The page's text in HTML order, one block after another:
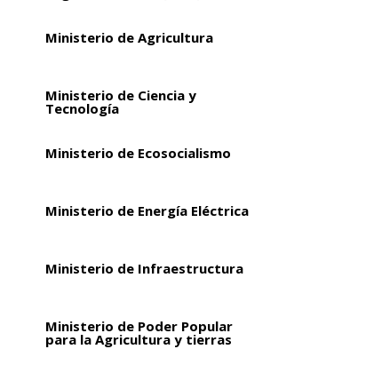
Ministerio de Agricultura
Ministerio de Ciencia y
Tecnología
Ministerio de Ecosocialismo
Ministerio de Energía Eléctrica
Ministerio de Infraestructura
Ministerio de Poder Popular
para la Agricultura y tierras